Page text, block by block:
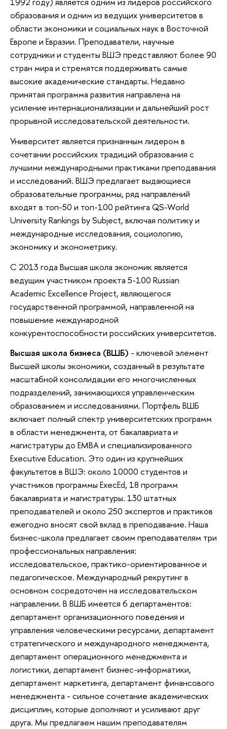
образования и одним из ведущих университетов в
области экономики и социальных наук в Восточной
Европе и Евразии. Преподаватели, научные
сотрудники и студенты ВШЭ представляют более 90
стран мира и стремятся поддерживать самые
высокие академические стандарты. Недавно
принятая программа развития направлена на
усиление интернационализации и дальнейший рост
прорывной исследовательской деятельности.
Университет является признанным лидером в
сочетании российских традиций образования с
лучшими международными практиками преподавания
и исследований. ВШЭ предлагает выдающиеся
образовательные программы, ряд направлений
входят в топ-50 и топ-100 рейтинга QS-World
University Rankings by Subject, включая политику и
международные исследования, социологию,
экономику и эконометрику.
С 2013 года Высшая школа экономик является
ведущим участником проекта 5-100 Russian
Academic Excellence Project, являющегося
государственной программой, направленной на
повышение международной
конкурентоспособности российских университетов.
Высшая школа бизнеса (ВШБ) - ключевой элемент
Высшей школы экономики, созданный в результате
масштабной консолидации его многочисленных
подразделений, занимающихся управленческим
образованием и исследованиями. Портфель ВШБ
включает полный спектр университетских программ
в области менеджмента, от бакалавриата и
магистратуры до EMBA и специализированного
Executive Education. Это один из крупнейших
факультетов в ВШЭ: около 10000 студентов и
участников программы ExecEd, 18 программ
бакалавриата и магистратуры. 130 штатных
преподавателей и около 250 экспертов и практиков
ежегодно вносят свой вклад в преподавание. Наша
бизнес-школа предлагает своим преподавателям три
профессиональных направления:
исследовательское, практико-ориентированное и
педагогическое. Международный рекрутинг в
основном сосредоточен на исследовательском
направлении. В ВШБ имеется 6 департаментов:
департамент организационного поведения и
управления человеческими ресурсами, департамент
стратегического и международного менеджмента,
департамент операционного менеджмента и
логистики, департамент бизнес-информатики,
департамент маркетинга, департамент финансового
менеджмента - сильное сочетание академических
дисциплин, которые дополняют и усиливают друг
друга. Мы предлагаем нашим преподавателям